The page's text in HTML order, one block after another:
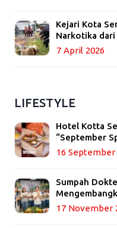
Kejari Kota
Narkotika dari
7 April 2026
LIFESTYLE
Hotel Kotta
“September
16 September
Sumpah
17 November